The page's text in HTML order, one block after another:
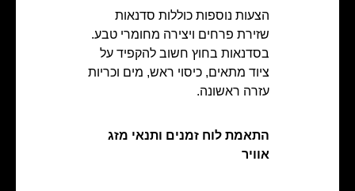
הצעות נוספות כוללות סדנאות
שזירת פרחים ויצירה מחומרי טבע.
בסדנאות בחוץ חשוב להקפיד על
ציוד מתאים, כיסוי ראש, מים וכריות
עזרה ראשונה.
התאמת לוח זמנים ותנאי מזג
אוויר